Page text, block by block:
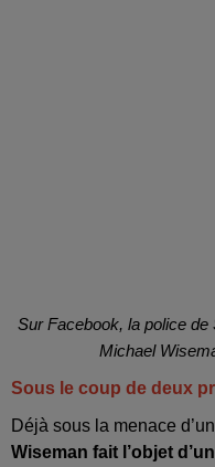
Sur Facebook, la police
Michael
Sous le coup de deux
Déjà sous la menace
Wiseman fait l’objet